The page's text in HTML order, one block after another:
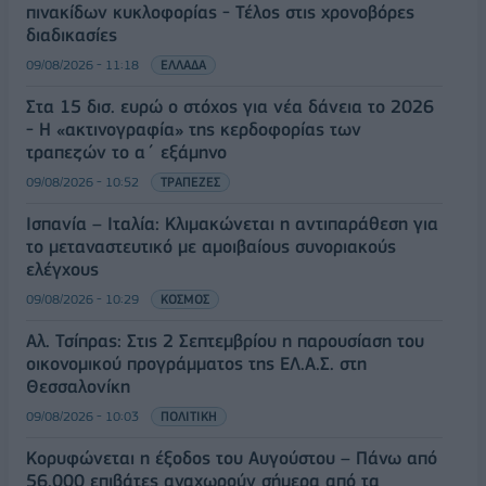
πινακίδων κυκλοφορίας - Τέλος στις χρονοβόρες
διαδικασίες
09/08/2026 - 11:18 ΕΛΛΑΔΑ
Στα 15 δισ. ευρώ ο στόχος για νέα δάνεια το 2026
- Η «ακτινογραφία» της κερδοφορίας των
τραπεζών το α΄ εξάμηνο
09/08/2026 - 10:52 ΤΡΑΠΕΖΕΣ
Ισπανία – Ιταλία: Κλιμακώνεται η αντιπαράθεση για
το μεταναστευτικό με αμοιβαίους συνοριακούς
ελέγχους
09/08/2026 - 10:29 ΚΟΣΜΟΣ
Αλ. Τσίπρας: Στις 2 Σεπτεμβρίου η παρουσίαση του
οικονομικού προγράμματος της ΕΛ.Α.Σ. στη
Θεσσαλονίκη
09/08/2026 - 10:03 ΠΟΛΙΤΙΚΗ
Κορυφώνεται η έξοδος του Αυγούστου – Πάνω από
56.000 επιβάτες αναχωρούν σήμερα από τα